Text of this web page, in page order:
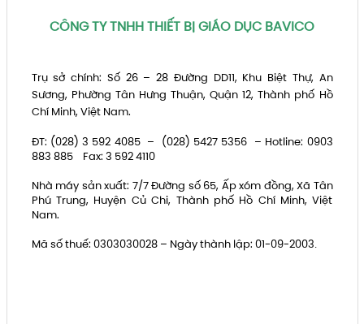
CÔNG TY TNHH THIẾT BỊ GIÁO DỤC BAVICO
Trụ sở chính: Số 26 – 28 Đường DD11, Khu Biệt Thự, An
Sương, Phường Tân Hưng Thuận, Quận 12, Thành phố Hồ
Chí Minh, Việt Nam.
ĐT: (028) 3 592 4085 – (028) 5427 5356 – Hotline: 0903
883 885 Fax: 3 592 4110
Nhà máy sản xuất: 7/7 Đường số 65, Ấp xóm đồng, Xã Tân
Phú Trung, Huyện Củ Chi, Thành phố Hồ Chí Minh, Việt
Nam.
Mã số thuế: 0303030028 – Ngày thành lập: 01-09-2003